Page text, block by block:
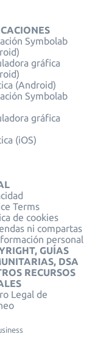
Symbolab
gráfica
(Android)
Symbolab
gráfica
(iOS)
Terms
de cookies
ni compartas
personal
GUÍAS
DSA
RECURSOS
Legal de